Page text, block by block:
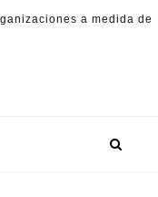
a medida de